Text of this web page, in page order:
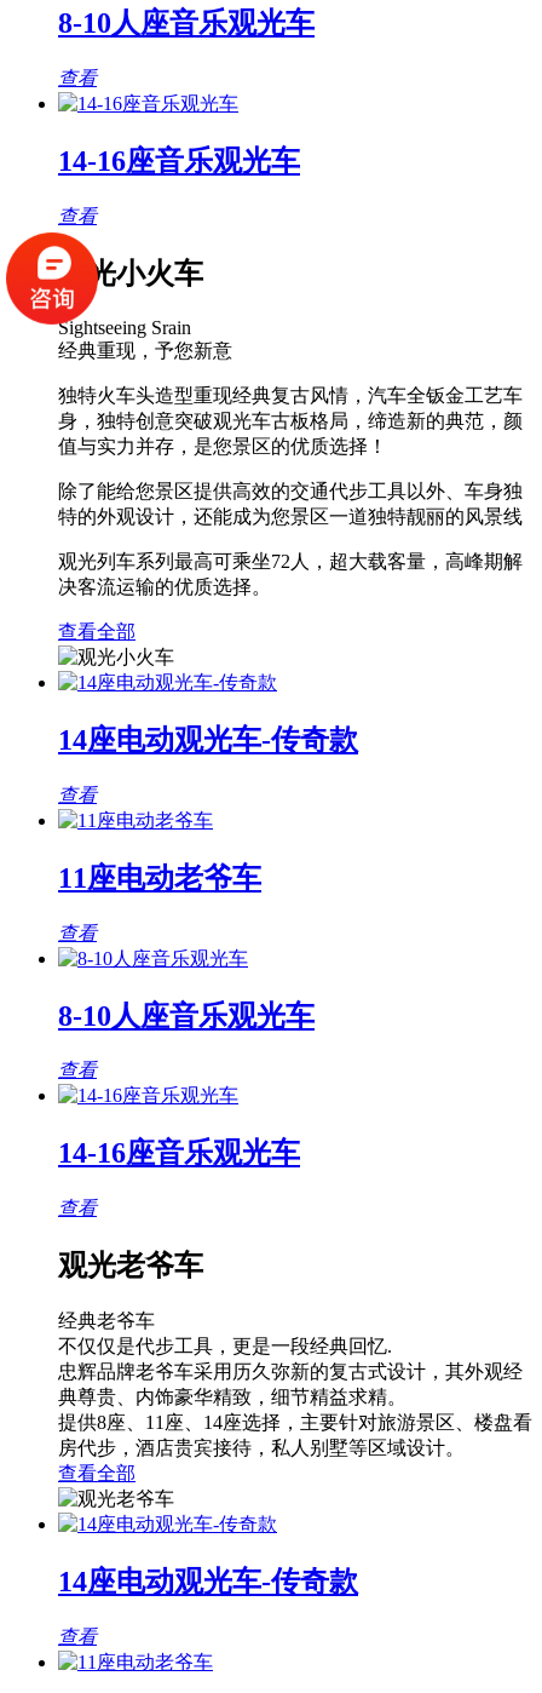
8-10人座音乐观光车
查看
14-16座音乐观光车
查看
观光小火车
Sightseeing Srain
经典重现，予您新意
独特火车头造型重现经典复古风情，汽车全钣金工艺车
身，独特创意突破观光车古板格局，缔造新的典范，颜
值与实力并存，是您景区的优质选择！
除了能给您景区提供高效的交通代步工具以外、车身独
特的外观设计，还能成为您景区一道独特靓丽的风景线
观光列车系列最高可乘坐72人，超大载客量，高峰期解
决客流运输的优质选择。
查看全部
14座电动观光车-传奇款
查看
11座电动老爷车
查看
8-10人座音乐观光车
查看
14-16座音乐观光车
查看
观光老爷车
经典老爷车
不仅仅是代步工具，更是一段经典回忆.
忠辉品牌老爷车采用历久弥新的复古式设计，其外观经
典尊贵、内饰豪华精致，细节精益求精。
提供8座、11座、14座选择，主要针对旅游景区、楼盘看
房代步，酒店贵宾接待，私人别墅等区域设计。
查看全部
14座电动观光车-传奇款
查看